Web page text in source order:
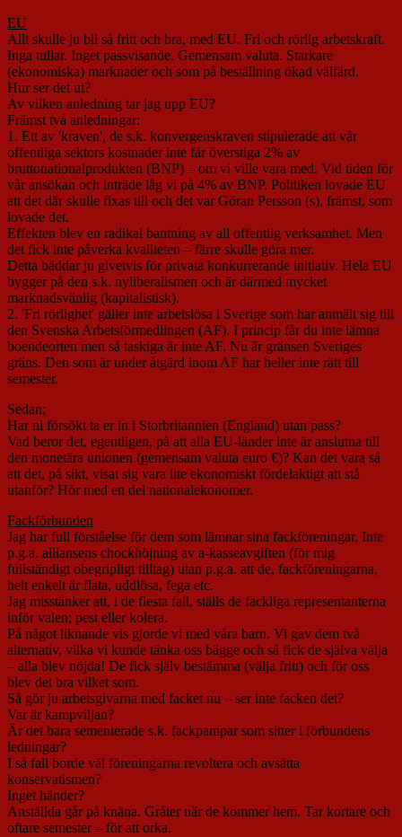
EU
Allt skulle ju bli så fritt och bra, med EU. Fri och rörlig arbetskraft.
Inga tullar. Inget passvisande. Gemensam valuta. Starkare
(ekonomiska) marknader och som på beställning ökad välfärd.
Hur ser det ut?
Av vilken anledning tar jag upp EU?
Främst två anledningar:
1. Ett av 'kraven', de s.k. konvergenskraven stipulerade att vår
offentliga sektors kostnader inte får överstiga 2% av
bruttonationalprodukten (BNP) – om vi ville vara med. Vid tiden för
vår ansökan och inträde låg vi på 4% av BNP. Politiken lovade EU
att det där skulle fixas till och det var Göran Persson (s), främst, som
lovade det.
Effekten blev en radikal bantning av all offentlig verksamhet. Men
det fick inte påverka kvaliteten – färre skulle göra mer.
Detta bäddar ju givetvis för privata konkurrerande initiativ. Hela EU
bygger på den s.k. nyliberalismen och är därmed mycket
marknadsvänlig (kapitalistisk).
2. 'Fri rörlighet' gäller inte arbetslösa i Sverige som har anmält sig till
den Svenska Arbetsförmedlingen (AF). I princip får du inte lämna
boendeorten men så taskiga är inte AF. Nu är gränsen Sveriges
gräns. Den som är under åtgärd inom AF har heller inte rätt till
semester.
Sedan;
Har ni försökt ta er in i Storbritannien (England) utan pass?
Vad beror det, egentligen, på att alla EU-länder inte är anslutna till
den monetära unionen (gemensam valuta euro €)? Kan det vara så
att det, på sikt, visat sig vara lite ekonomiskt fördelaktigt att stå
utanför? Hör med en del nationalekonomer.
Fackförbunden
Jag har full förståelse för dem som lämnar sina fackföreningar. Inte
p.g.a. alliansens chockhöjning av a-kasseavgiften (för mig
fullständigt obegripligt tilltag) utan p.g.a. att de, fackföreningarna,
helt enkelt är flata, uddlösa, fega etc.
Jag misstänker att, i de flesta fall, ställs de fackliga representanterna
inför valen; pest eller kolera.
På något liknande vis gjorde vi med våra barn. Vi gav dem två
alternativ, vilka vi kunde tänka oss bägge och så fick de själva välja
– alla blev nöjda! De fick själv bestämma (välja fritt) och för oss
blev det bra vilket som.
Så gör ju arbetsgivarna med facket nu – ser inte facken det?
Var är kampviljan?
Är det bara sementerade s.k. fackpampar som sitter i förbundens
ledningar?
I så fall borde väl föreningarna revoltera och avsätta
konservatismen?
Inget händer?
Anställda går på knäna. Gråter när de kommer hem. Tar kortare och
oftare semester – för att orka.